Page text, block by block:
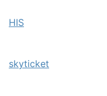
HIS
skyticket